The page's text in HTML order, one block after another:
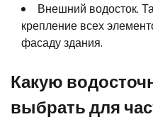
Внешний водосток.
крепление всех
фасаду здания.
Какую
выбрать для